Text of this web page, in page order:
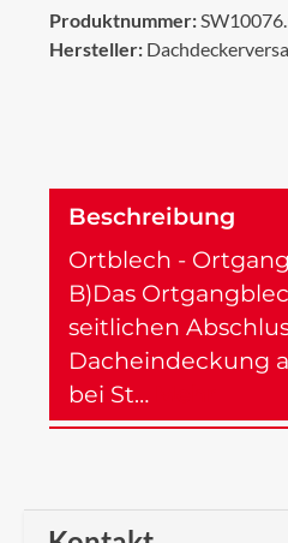
Produktnummer:
Hersteller:
Beschreibung
Ortblech -
B)Das
seitlichen
Dacheindeckung
bei St…